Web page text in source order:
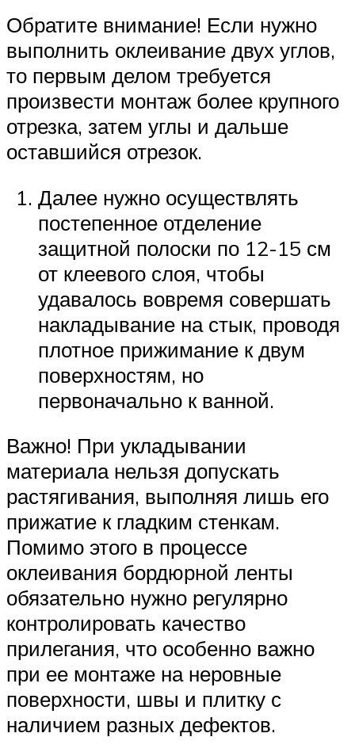
Обратите внимание! Если нужно
выполнить оклеивание двух углов,
то первым делом требуется
произвести монтаж более крупного
отрезка, затем углы и дальше
оставшийся отрезок.
Далее нужно осуществлять
постепенное отделение
защитной полоски по 12-15 см
от клеевого слоя, чтобы
удавалось вовремя совершать
накладывание на стык, проводя
плотное прижимание к двум
поверхностям, но
первоначально к ванной.
Важно! При укладывании
материала нельзя допускать
растягивания, выполняя лишь его
прижатие к гладким стенкам.
Помимо этого в процессе
оклеивания бордюрной ленты
обязательно нужно регулярно
контролировать качество
прилегания, что особенно важно
при ее монтаже на неровные
поверхности, швы и плитку с
наличием разных дефектов.